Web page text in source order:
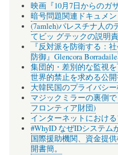
映画『10月7日からのガ
暗号問題関連ドキュメン
(7amleh)パレスチナ人
てビッ グテックの説明
『反対派を防衛する：
防御』Glencora
集団的・差別的な監視
世界的禁止を求める公
大韓民国のプライバシ
マジックミラーの裏側
フロンティア財団)
インターネットにおけ
#WhyID なぜIDシステム
国際援助機関、資金提
開書簡。